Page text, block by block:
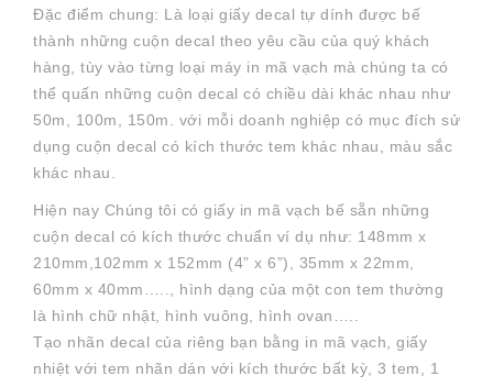
Đặc điểm chung: Là loại giấy decal tự dính được bế
thành những cuộn decal theo yêu cầu của quý khách
hàng, tùy vào từng loại máy in mã vạch mà chúng ta có
thể quấn những cuộn decal có chiều dài khác nhau như
50m, 100m, 150m. với mỗi doanh nghiệp có mục đích sử
dụng cuộn decal có kích thước tem khác nhau, màu sắc
khác nhau.
Hiện nay Chúng tôi có giấy in mã vạch bế sẵn những
cuộn decal có kích thước chuẩn ví dụ như: 148mm x
210mm,102mm x 152mm (4” x 6”), 35mm x 22mm,
60mm x 40mm….., hình dạng của một con tem thường
là hình chữ nhật, hình vuông, hình ovan…..
Tạo nhãn decal của riêng bạn bằng in mã vạch, giấy
nhiệt với tem nhãn dán với kích thước bất kỳ, 3 tem, 1